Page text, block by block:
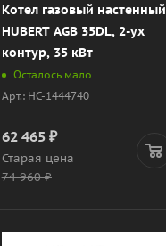
Котел газовый настенный
HUBERT AGB 35DL, 2-ух
контур, 35 кВт
Осталось мало
Арт.: НС-1444740
62 465₽
Старая цена
74 960₽